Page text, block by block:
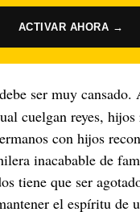
ACTIVAR AHORA →
debe ser muy
cuelgan reyes,
con hijos
inacabable de
tiene que ser
el espíritu de